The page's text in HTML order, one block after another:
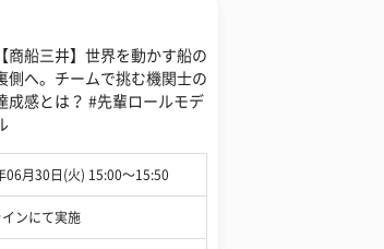
【商船三井】世界を動かす船の
側へ。チームで挑む機関士の
成感とは？ #先輩ロールモデ
06月30日(火) 15:00〜15:50
インにて実施